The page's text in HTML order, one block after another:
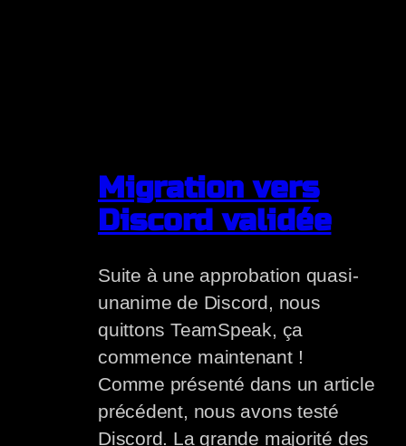
Migration vers
Discord validée
Suite à une approbation quasi-
unanime de Discord, nous
quittons TeamSpeak, ça
commence maintenant !
Comme présenté dans un article
précédent, nous avons testé
Discord. La grande majorité des